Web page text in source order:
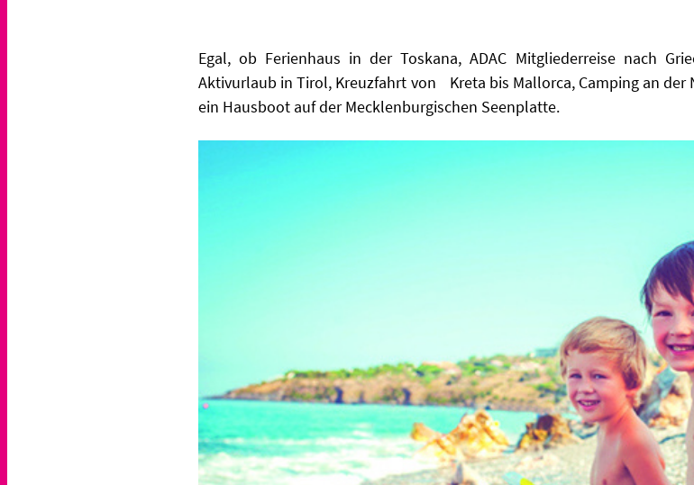
Egal, ob Ferienhaus in der Toskana, ADAC Mitgliederreise nach
Aktivurlaub in Tirol, Kreuzfahrt von Kreta bis Mallorca, Camping an
ein Hausboot auf der Mecklenburgischen Seenplatte.